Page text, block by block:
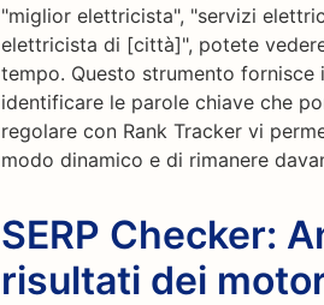
"miglior elettricista", "servizi
elettricista di [città]", potete
tempo. Questo strumento
identificare le parole chiave che
regolare con Rank Tracker vi
modo dinamico e di rimanere
SERP Checker:
risultati dei